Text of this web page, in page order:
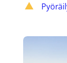
Kesäretki